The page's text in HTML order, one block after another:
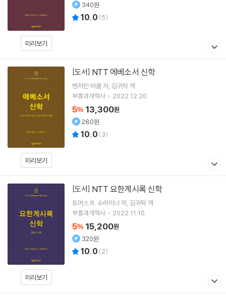
미리보기
340원
10.0 (5)
미리보기
[도서] NTT 에베소서 신학
벤저민 머클저 김귀탁 역
부흥과개혁사
2022.12.20.
5% 13,300원
280원
10.0 (3)
미리보기
[도서] NTT 요한계시록 신학
토머스 R. 슈라이너 저 김귀탁 역
부흥과개혁사
2022.11.10.
5% 15,200원
320원
10.0 (2)